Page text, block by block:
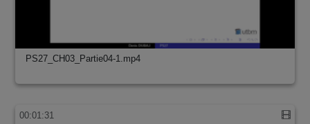
PS27_CH03_Partie04-1.mp4
00:01:31